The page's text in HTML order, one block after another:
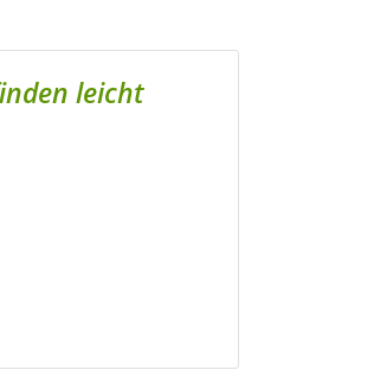
leicht